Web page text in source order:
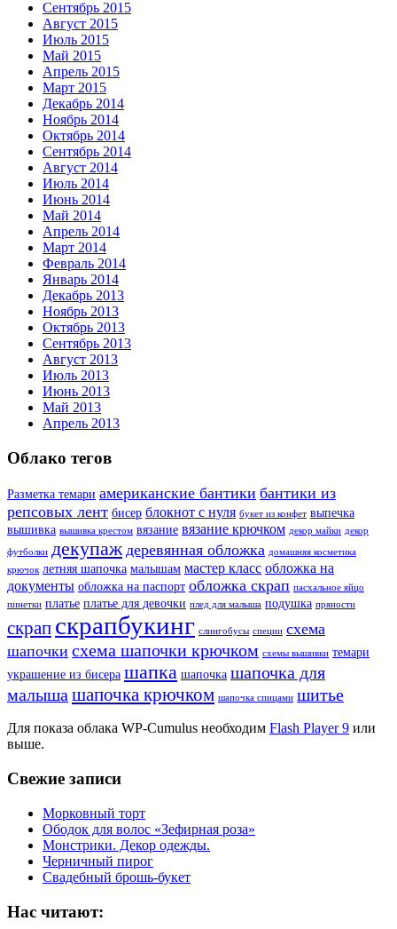
Сентябрь 2015
Август 2015
Июль 2015
Май 2015
Апрель 2015
Март 2015
Декабрь 2014
Ноябрь 2014
Октябрь 2014
Сентябрь 2014
Август 2014
Июль 2014
Июнь 2014
Май 2014
Апрель 2014
Март 2014
Февраль 2014
Январь 2014
Декабрь 2013
Ноябрь 2013
Октябрь 2013
Сентябрь 2013
Август 2013
Июль 2013
Июнь 2013
Май 2013
Апрель 2013
Облако тегов
Разметка темари американские бантики бантики из
репсовых лент бисер блокнот с нуля букет из конфет выпечка
вышивка вышивка крестом вязание вязание крючком декор майки декор
футболки декупаж деревянная обложка домашняя косметика
крючок летняя шапочка малышам мастер класс обложка на
документы обложка на паспорт обложка скрап пасхальное яйцо
пинетки платье платье для девочки плед для малыша подушка пряности
скрап скрапбукинг слингобусы специи схема
шапочки схема шапочки крючком схемы вышивки темари
украшение из бисера шапка шапочка шапочка для
малыша шапочка крючком шапочка спицами шитье
Для показа облака WP-Cumulus необходим Flash Player 9 или
выше.
Свежие записи
Морковный торт
Ободок для волос «Зефирная роза»
Монстрики. Декор одежды.
Черничный пирог
Свадебный брошь-букет
Нас читают: